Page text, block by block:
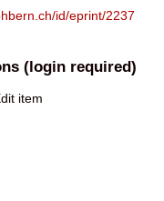
id/eprint/2237
(login required)
item